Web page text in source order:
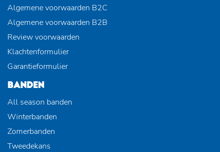
Algemene voorwaarden B2C
Algemene voorwaarden B2B
Review voorwaarden
Klachtenformulier
Garantieformulier
BANDEN
All season banden
Winterbanden
Zomerbanden
Tweedekans